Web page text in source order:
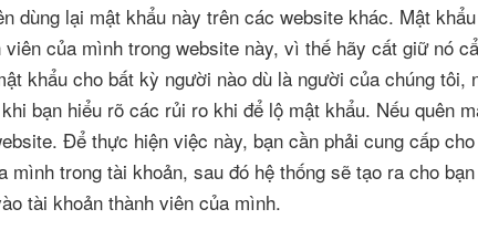
dùng lại mật khẩu này trên các website khác. Mật
của mình trong website này, vì thế hãy cất giữ nó
khẩu cho bất kỳ người nào dù là người của chúng tôi,
bạn hiểu rõ các rủi ro khi để lộ mật khẩu. Nếu quên
Để thực hiện việc này, bạn cần phải cung cấp
trong tài khoản, sau đó hệ thống sẽ tạo ra cho
tài khoản thành viên của mình.